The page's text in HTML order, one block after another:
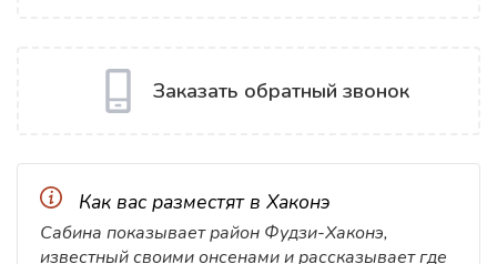
Заказать обратный звонок
Как вас разместят в Хаконэ
Сабина показывает район Фудзи-Хаконэ,
известный своими онсенами и рассказывает где